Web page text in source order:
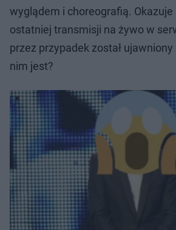
wyglądem i choreografią. Okazuje
ostatniej transmisji na żywo w
przez przypadek został
nim jest?